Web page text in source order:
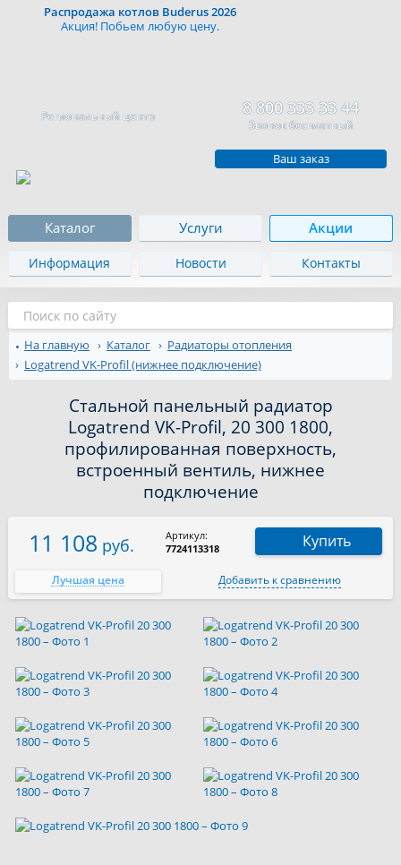
Распродажа котлов Buderus 2026
Акция! Побьем любую цену.
Региональный центр 8 800 333 33 44
Звонок бесплатный
Ваш заказ
Каталог Услуги Акции
Информация Новости Контакты
На главную Каталог
Радиаторы отопления
Logatrend VK-Profil (нижнее подключение)
Стальной панельный радиатор
Logatrend VK-Profil, 20 300 1800,
профилированная поверхность,
встроенный вентиль, нижнее
подключение
11 108 руб.
Артикул:
7724113318
Купить
Лучшая цена Добавить к сравнению